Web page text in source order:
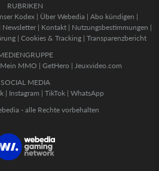
RUBRIKEN
Kodex | Über Webedia | Abo kündigen |
Newsletter | Kontakt | Nutzungsbestimmungen |
| Cookies & Tracking | Transparenzbericht
Mein MMO | GetHero | Jeuxvideo.com
SOCIAL MEDIA
| Instagram | TikTok | WhatsApp
- alle Rechte vorbehalten